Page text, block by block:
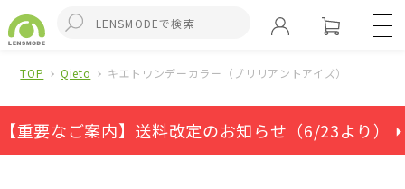
TOP Qieto キエトワンデーカラー（ブリリアントアイズ）
【重要なご案内】送料改定のお知らせ（6/23より） ⏵